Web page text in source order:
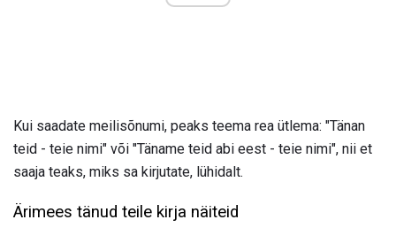
Kui saadate meilisõnumi, peaks teema rea ​​ütlema: "Tänan
teid - teie nimi" või "Täname teid abi eest - teie nimi", nii et
saaja teaks, miks sa kirjutate, lühidalt.
Ärimees tänud teile kirja näiteid